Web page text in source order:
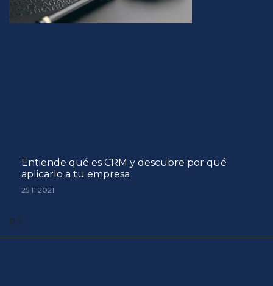
Entiende qué es CRM y descubre por qué
aplicarlo a tu empresa
25 11 2021